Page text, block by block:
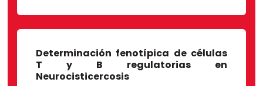
Determinación fenotípica de células
T y B regulatorias en
Neurocisticercosis